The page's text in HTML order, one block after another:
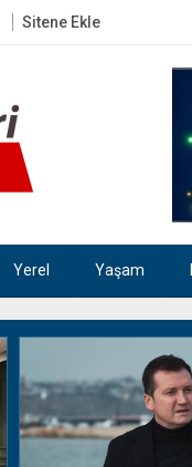
Sitene Ekle
Yerel Yaşam